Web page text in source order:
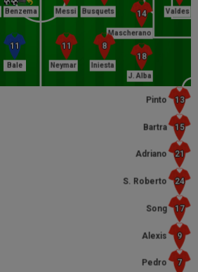
Bale
Benzema Valdes
Mascherano
J. Alba
Busquets
Iniesta
Messi
Neymar
Pinto
Bartra
Adriano
S. Roberto
Song
Alexis
Pedro